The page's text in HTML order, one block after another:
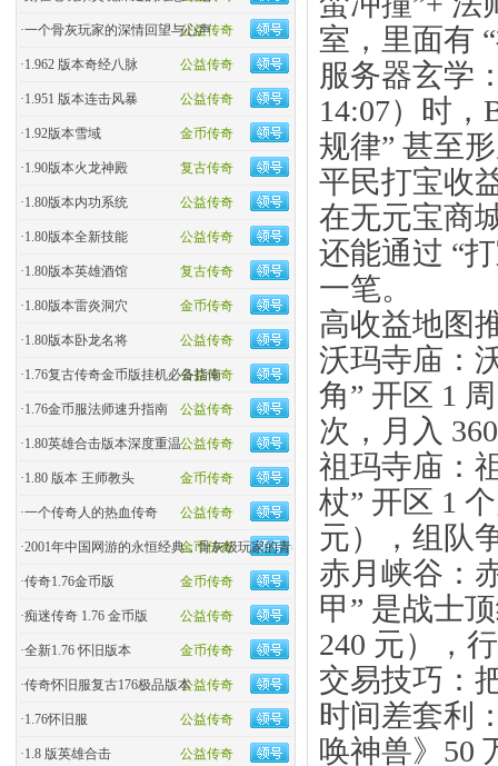
公益传奇
·一个骨灰玩家的深情回望与心声
公益传奇
·1.962 版本奇经八脉
公益传奇
·1.951 版本连击风暴
金币传奇
·1.92版本雪域
复古传奇
·1.90版本火龙神殿
公益传奇
·1.80版本内功系统
公益传奇
·1.80版本全新技能
复古传奇
·1.80版本英雄酒馆
金币传奇
·1.80版本雷炎洞穴
公益传奇
·1.80版本卧龙名将
公益传奇
·1.76复古传奇金币版挂机必备指南
公益传奇
·1.76金币服法师速升指南
公益传奇
·1.80英雄合击版本深度重温
金币传奇
·1.80 版本 王师教头
公益传奇
·一个传奇人的热血传奇
金币传奇
·2001年中国网游的永恒经典，骨灰级玩家的青春回忆杀！
金币传奇
·传奇1.76金币版
公益传奇
·痴迷传奇 1.76 金币版
金币传奇
·全新1.76 怀旧版本
公益传奇
·传奇怀旧服复古176极品版本
公益传奇
·1.76怀旧服
公益传奇
·1.8 版英雄合击
室，里面有
服务器玄学
14:07）时，
规律” 甚至
平民打宝收
在无元宝商
还能通过 “
一笔。
高收益地图
沃玛寺庙：
角” 开区 1
次，月入
祖玛寺庙：
杖” 开区 1
元），组队
赤月峡谷：
甲” 是战士
240 元），
交易技巧：
时间差套利
唤神兽》50